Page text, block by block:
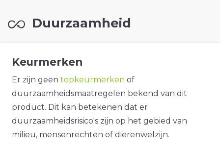
Duurzaamheid
Keurmerken
Er zijn geen topkeurmerken of
duurzaamheidsmaatregelen bekend van dit
product. Dit kan betekenen dat er
duurzaamheidsrisico's zijn op het gebied van
milieu, mensenrechten of dierenwelzijn.